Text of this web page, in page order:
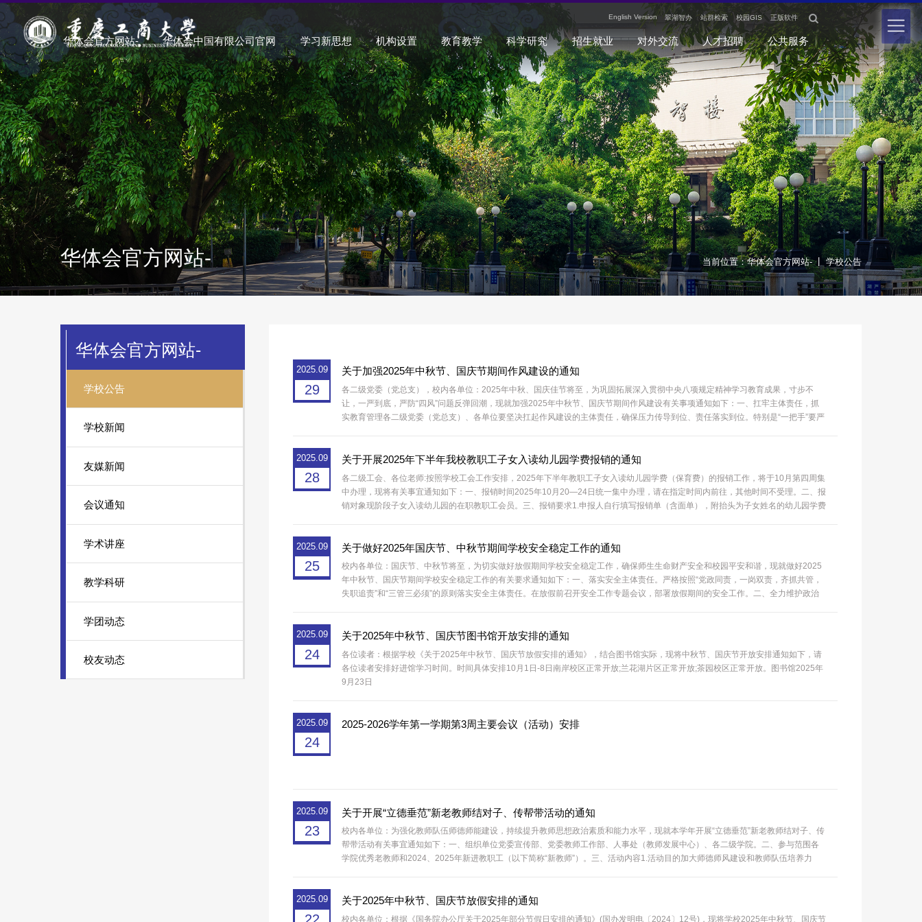
English Version 翠湖智办 站群检索 校园GIS 正版软件 
华体会官方网站- 华体会中国有限公司官网 学习新思想 机构设置 教育教学 科学研究 招生就业 对外交流 人才招聘 公共服务
华体会官方网站- 当前位置：华体会官方网站- | 学校公告
华体会官方网站-
学校公告
学校新闻
友媒新闻
会议通知
学术讲座
教学科研
学团动态
校友动态
2025.09
29
关于加强2025年中秋节、国庆节期间作风建设的通知
各二级党委（党总支），校内各单位：2025年中秋、国庆佳节将至，为巩固拓展深入贯彻中央八项规定精神学习教育成果，寸步不
让，一严到底，严防“四风”问题反弹回潮，现就加强2025年中秋节、国庆节期间作风建设有关事项通知如下：一、扛牢主体责任，抓
实教育管理各二级党委（党总支）、各单位要坚决扛起作风建设的主体责任，确保压力传导到位、责任落实到位。特别是“一把手”要严
2025.09
28
关于开展2025年下半年我校教职工子女入读幼儿园学费报销的通知
各二级工会、各位老师:按照学校工会工作安排，2025年下半年教职工子女入读幼儿园学费（保育费）的报销工作，将于10月第四周集
中办理，现将有关事宜通知如下：一、报销时间2025年10月20—24日统一集中办理，请在指定时间内前往，其他时间不受理。二、报
销对象现阶段子女入读幼儿园的在职教职工会员。三、报销要求1.申报人自行填写报销单（含面单），附抬头为子女姓名的幼儿园学费
2025.09
25
关于做好2025年国庆节、中秋节期间学校安全稳定工作的通知
校内各单位：国庆节、中秋节将至，为切实做好放假期间学校安全稳定工作，确保师生生命财产安全和校园平安和谐，现就做好2025
年中秋节、国庆节期间学校安全稳定工作的有关要求通知如下：一、落实安全主体责任。严格按照“党政同责，一岗双责，齐抓共管，
失职追责”和“三管三必须”的原则落实安全主体责任。在放假前召开安全工作专题会议，部署放假期间的安全工作。二、全力维护政治
2025.09
24
关于2025年中秋节、国庆节图书馆开放安排的通知
各位读者：根据学校《关于2025年中秋节、国庆节放假安排的通知》，结合图书馆实际，现将中秋节、国庆节开放安排通知如下，请
各位读者安排好进馆学习时间。时间具体安排10月1日-8日南岸校区正常开放;兰花湖片区正常开放;茶园校区正常开放。图书馆2025年
9月23日
2025.09
24
2025-2026学年第一学期第3周主要会议（活动）安排
2025.09
23
关于开展“立德垂范”新老教师结对子、传帮带活动的通知
校内各单位：为强化教师队伍师德师能建设，持续提升教师思想政治素质和能力水平，现就本学年开展“立德垂范”新老教师结对子、传
帮带活动有关事宜通知如下：一、组织单位党委宣传部、党委教师工作部、人事处（教师发展中心）、各二级学院。二、参与范围各
学院优秀老教师和2024、2025年新进教职工（以下简称“新教师”）。三、活动内容1.活动目的加大师德师风建设和教师队伍培养力
2025.09 关于2025年中秋节、国庆节放假安排的通知
校内各单位：根据《国务院办公厅关于2025年部分节假日安排的通知》(国办发明电〔2024〕12号)，现将学校2025年中秋节、国庆节